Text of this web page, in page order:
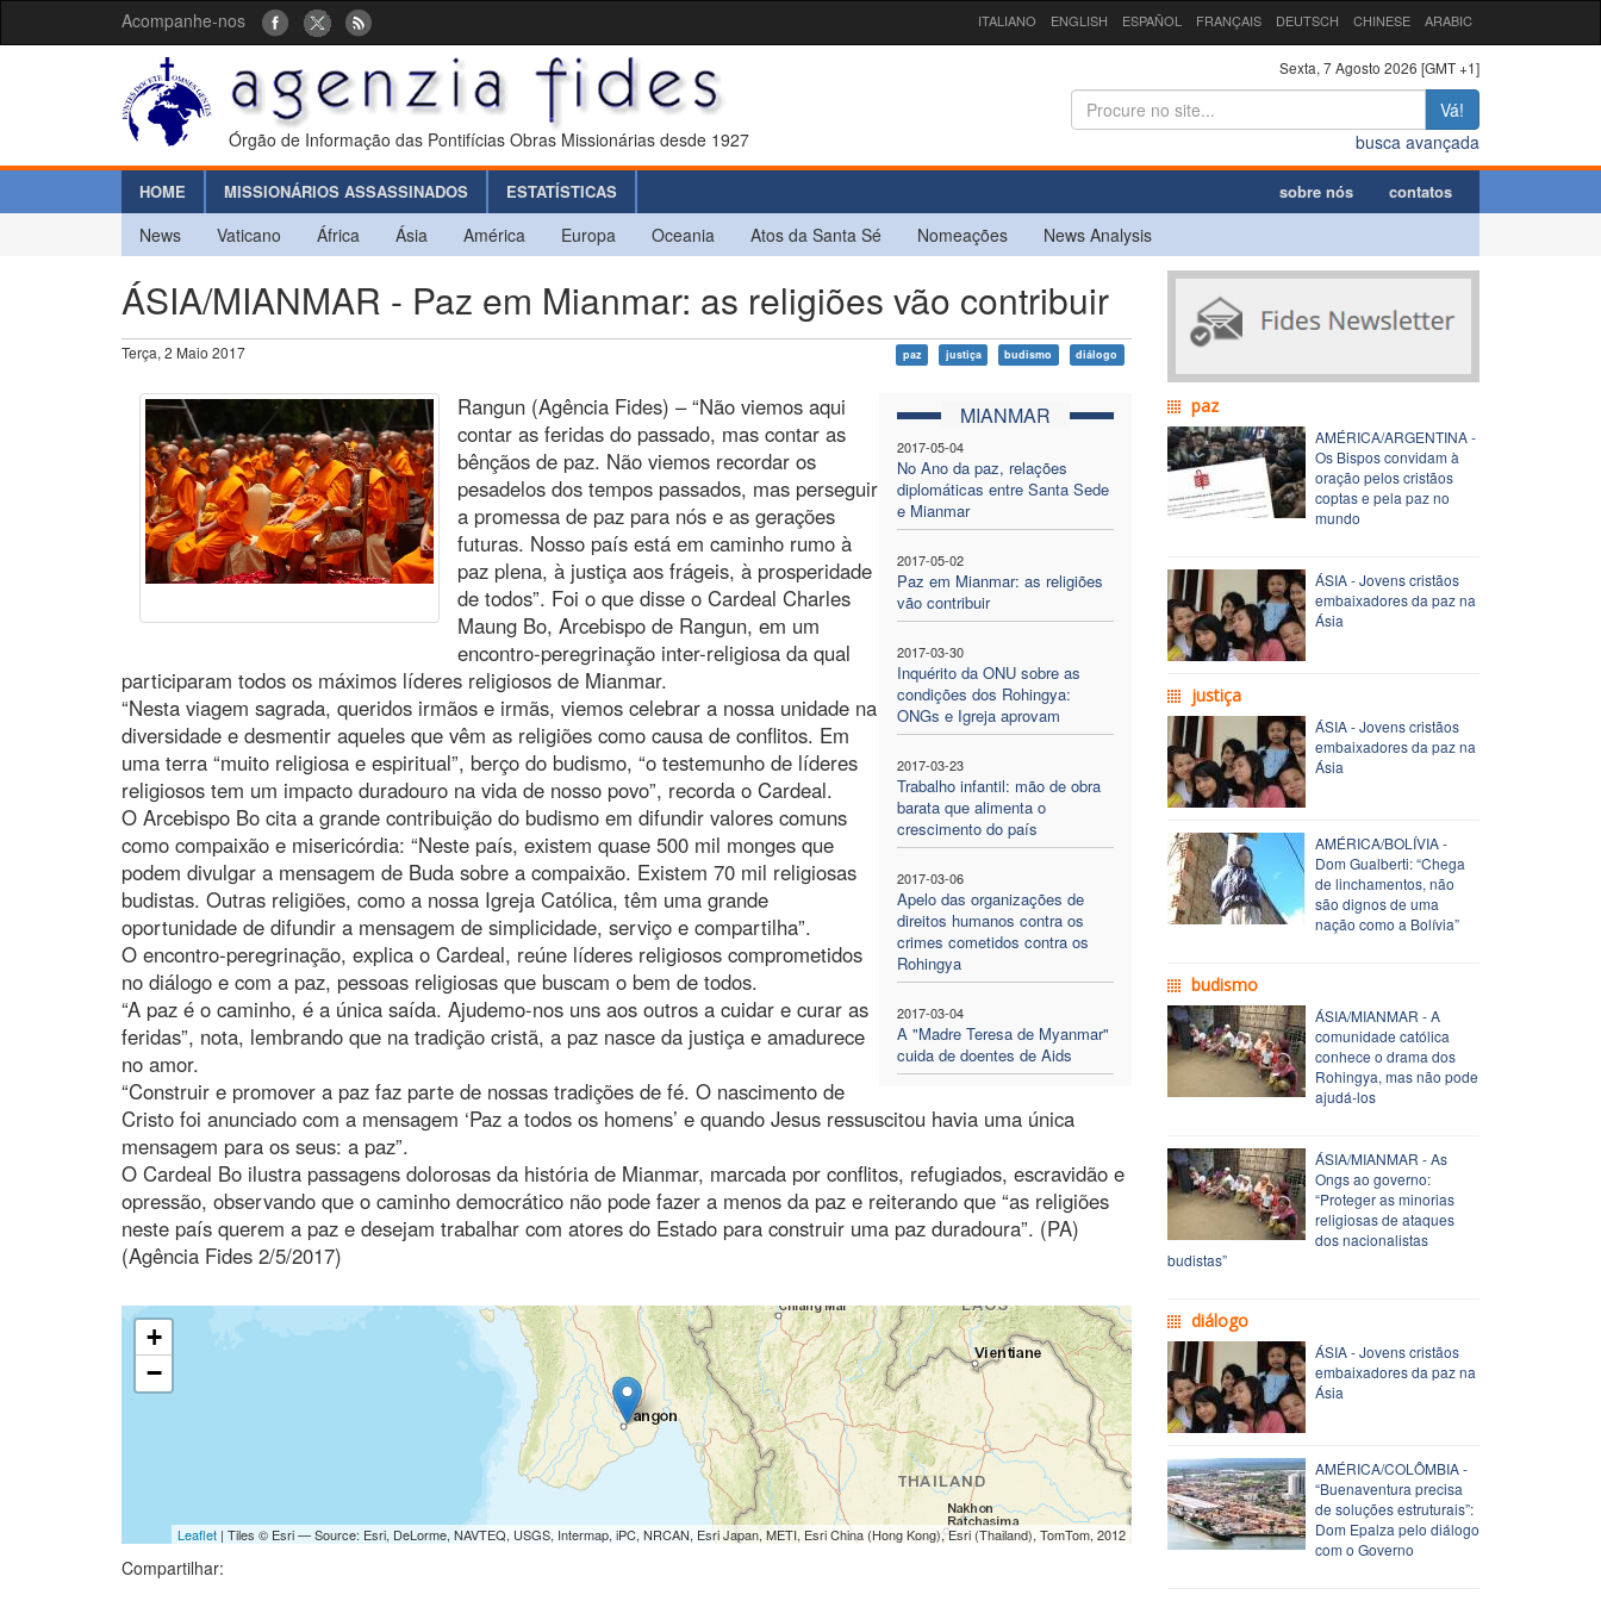
Acompanhe-nos ITALIANO ENGLISH ESPAÑOL FRANÇAIS DEUTSCH CHINESE ARABIC
Órgão de Informação das Pontifícias Obras Missionárias desde 1927
Sexta, 7 Agosto 2026 [GMT +1]
Vá!
busca avançada
HOME MISSIONÁRIOS ASSASSINADOS ESTATÍSTICAS sobre nós contatos
News Vaticano África Ásia América Europa Oceania Atos da Santa Sé Nomeações News Analysis
ÁSIA/MIANMAR - Paz em Mianmar: as religiões vão contribuir
Terça, 2 Maio 2017 paz justiça budismo diálogo
MIANMAR
2017-05-04
No Ano da paz, relações
diplomáticas entre Santa Sede
e Mianmar
2017-05-02
Paz em Mianmar: as religiões
vão contribuir
2017-03-30
Inquérito da ONU sobre as
condições dos Rohingya:
ONGs e Igreja aprovam
2017-03-23
Trabalho infantil: mão de obra
barata que alimenta o
crescimento do país
2017-03-06
Apelo das organizações de
direitos humanos contra os
crimes cometidos contra os
Rohingya
2017-03-04
A "Madre Teresa de Myanmar"
cuida de doentes de Aids
Rangun (Agência Fides) – “Não viemos aqui
contar as feridas do passado, mas contar as
bênçãos de paz. Não viemos recordar os
pesadelos dos tempos passados, mas perseguir
a promessa de paz para nós e as gerações
futuras. Nosso país está em caminho rumo à
paz plena, à justiça aos frágeis, à prosperidade
de todos”. Foi o que disse o Cardeal Charles
Maung Bo, Arcebispo de Rangun, em um
encontro-peregrinação inter-religiosa da qual
participaram todos os máximos líderes religiosos de Mianmar.
“Nesta viagem sagrada, queridos irmãos e irmãs, viemos celebrar a nossa unidade na
diversidade e desmentir aqueles que vêm as religiões como causa de conflitos. Em
uma terra “muito religiosa e espiritual”, berço do budismo, “o testemunho de líderes
religiosos tem um impacto duradouro na vida de nosso povo”, recorda o Cardeal.
O Arcebispo Bo cita a grande contribuição do budismo em difundir valores comuns
como compaixão e misericórdia: “Neste país, existem quase 500 mil monges que
podem divulgar a mensagem de Buda sobre a compaixão. Existem 70 mil religiosas
budistas. Outras religiões, como a nossa Igreja Católica, têm uma grande
oportunidade de difundir a mensagem de simplicidade, serviço e compartilha”.
O encontro-peregrinação, explica o Cardeal, reúne líderes religiosos comprometidos
no diálogo e com a paz, pessoas religiosas que buscam o bem de todos.
“A paz é o caminho, é a única saída. Ajudemo-nos uns aos outros a cuidar e curar as
feridas”, nota, lembrando que na tradição cristã, a paz nasce da justiça e amadurece
no amor.
“Construir e promover a paz faz parte de nossas tradições de fé. O nascimento de
Cristo foi anunciado com a mensagem ‘Paz a todos os homens’ e quando Jesus ressuscitou havia uma única
mensagem para os seus: a paz”.
O Cardeal Bo ilustra passagens dolorosas da história de Mianmar, marcada por conflitos, refugiados, escravidão e
opressão, observando que o caminho democrático não pode fazer a menos da paz e reiterando que “as religiões
neste país querem a paz e desejam trabalhar com atores do Estado para construir uma paz duradoura”. (PA)
(Agência Fides 2/5/2017)
+
−
Leaflet| Tiles © Esri — Source: Esri, DeLorme, NAVTEQ, USGS, Intermap, iPC, NRCAN, Esri Japan, METI, Esri China (Hong Kong), Esri (Thailand), TomTom, 2012
Compartilhar:
paz
AMÉRICA/ARGENTINA -
Os Bispos convidam à
oração pelos cristãos
coptas e pela paz no
mundo
ÁSIA - Jovens cristãos
embaixadores da paz na
Ásia
justiça
ÁSIA - Jovens cristãos
embaixadores da paz na
Ásia
AMÉRICA/BOLÍVIA -
Dom Gualberti: “Chega
de linchamentos, não
são dignos de uma
nação como a Bolívia”
budismo
ÁSIA/MIANMAR - A
comunidade católica
conhece o drama dos
Rohingya, mas não pode
ajudá-los
ÁSIA/MIANMAR - As
Ongs ao governo:
“Proteger as minorias
religiosas de ataques
dos nacionalistas
budistas”
diálogo
ÁSIA - Jovens cristãos
embaixadores da paz na
Ásia
AMÉRICA/COLÔMBIA -
“Buenaventura precisa
de soluções estruturais”:
Dom Epalza pelo diálogo
com o Governo